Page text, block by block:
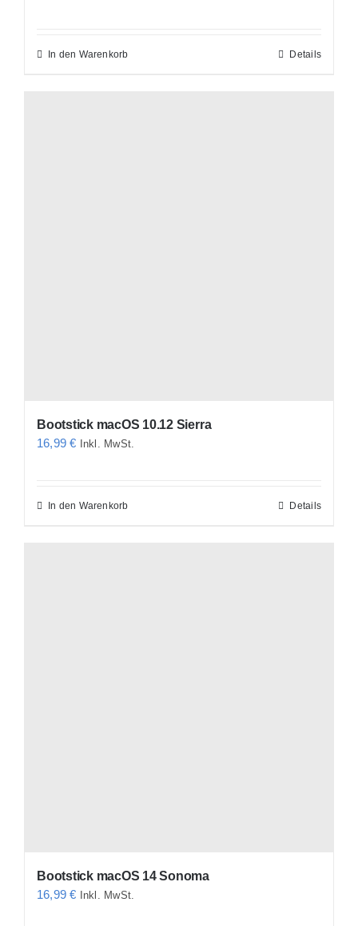
In den Warenkorb Details
Bootstick macOS 10.12 Sierra
16,99€ Inkl. MwSt.
In den Warenkorb Details
Bootstick macOS 14 Sonoma
16,99€ Inkl. MwSt.